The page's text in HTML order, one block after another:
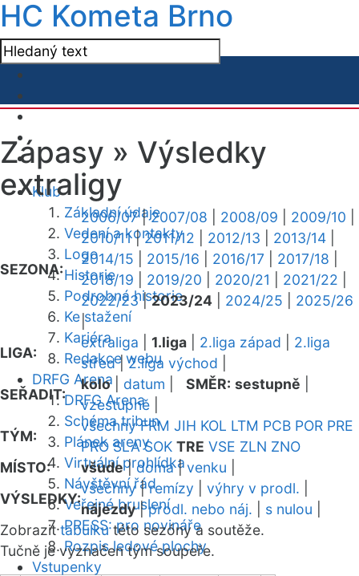
HC Kometa Brno
Klub
Základní údaje
Vedení a kontakty
Logo
Historie
Podrobná historie
Ke stažení
Kariéra
Redakce webu
DRFG Arena
DRFG Arena
Schéma tribun
Plánek areny
Virtuální prohlídka
Návštěvní řád
Veřejné bruslení
PRESS: pro novináře
Rozpis ledové plochy
Vstupenky
Zápasy » Výsledky
extraligy
SEZONA:
2006/07|2007/08 2008/09 2009/10
2010/11|2011/12 2012/13 2013/14
2014/15
2015/16 2016/17 2017/18
2018/19
2019/20 2020/21 2021/22
2022/23|2023/24 2024/25
2025/26
|
LIGA:
extraliga 1.liga 2.liga západ
2.liga
střed|2.liga východ
SEŘADIT:
kolo| datum SMĚR: sestupně
vzestupně
TÝM:
všechny FRM JIH KOL LTM PCB POR PRE
PRO SLA SOK TRE VSE ZLN ZNO
MÍSTO:
všude|doma|venku
VÝSLEDKY:
všechny|remízy výhry v prodl.
nájezdy|prodl. nebo náj. s nulou
Zobrazittabulkutéto sezóny a soutěže.
Tučně je vyznačen tým soupeře.